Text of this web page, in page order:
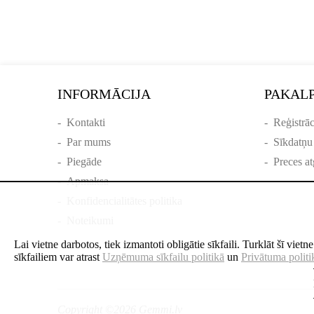
INFORMĀCIJA
- Kontakti
- Par mums
- Piegāde
-Apmaksa
-
-
- Preces
Lai vietne darbotos, tiek izmantoti obligātie sīkfaili. Turklāt šī
sīkfailiem var atrast Uzņēmuma sīkfailu politikā un Privātuma